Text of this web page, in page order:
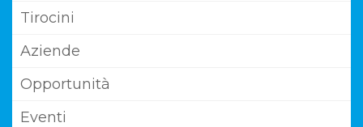
Tirocini
Aziende
Opportunità
Eventi